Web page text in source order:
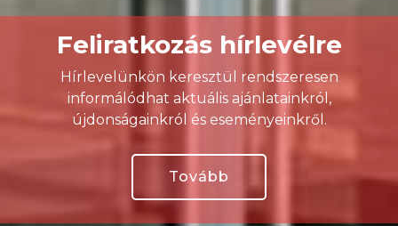
Feliratkozás hírlevélre
Hírlevelünkön keresztül rendszeresen
informálódhat aktuális ajánlatainkról,
újdonságainkról és eseményeinkről.
Tovább